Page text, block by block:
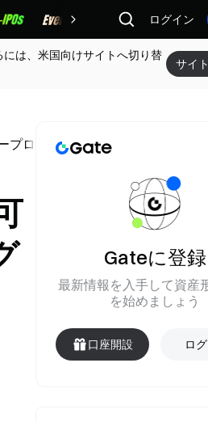
報酬 ログイン
は、米国向けサイトへ切り替
サイ
プログラム
Gateに登録
最新情報を入手して資産
を始めましょう
口座開設 ロ